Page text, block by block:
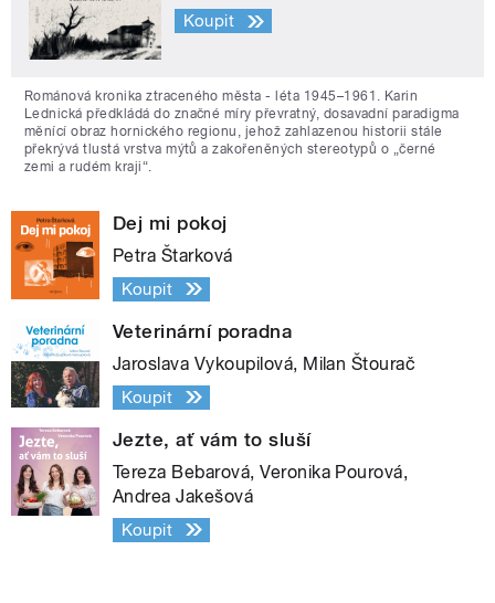
Koupit
Románová kronika ztraceného města - léta 1945–1961. Karin
Lednická předkládá do značné míry převratný, dosavadní paradigma
měnící obraz hornického regionu, jehož zahlazenou historii stále
překrývá tlustá vrstva mýtů a zakořeněných stereotypů o „černé
zemi a rudém kraji“.
Dej mi pokoj
Petra Štarková
Koupit
Veterinární poradna
Jaroslava Vykoupilová, Milan Štourač
Koupit
Jezte, ať vám to sluší
Tereza Bebarová, Veronika Pourová,
Andrea Jakešová
Koupit